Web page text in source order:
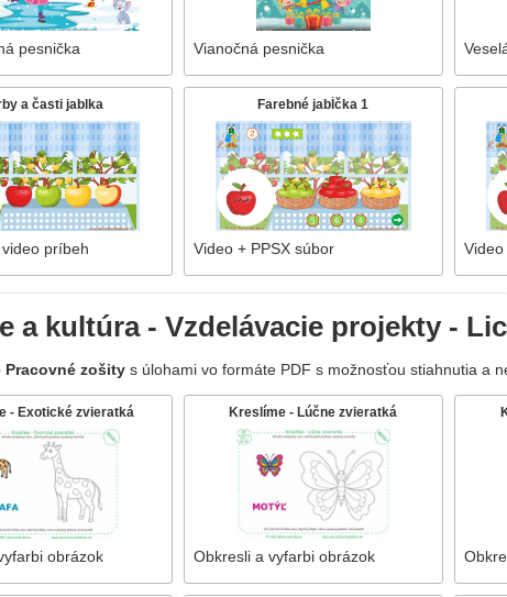
pesnička Vianočná pesnička
a časti jablka
príbeh
Farebné jabĺčka 1
Video + PPSX súbor
a kultúra - Vzdelávacie projekty -
Pracovné zošity s úlohami vo formáte PDF s možnosťou stiahnutia a
- Exotické zvieratká
obrázok
Kreslíme - Lúčne zvieratká
Obkresli a vyfarbi obrázok